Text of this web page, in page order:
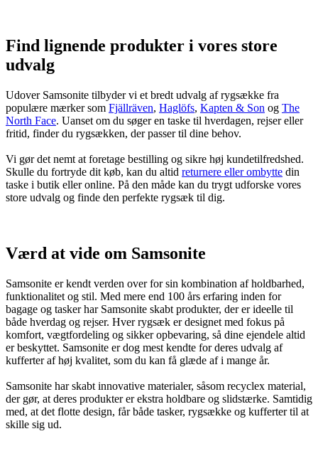
Find lignende produkter i vores store
udvalg
Udover Samsonite tilbyder vi et bredt udvalg af rygsække fra
populære mærker som Fjällräven, Haglöfs, Kapten & Son og The
North Face. Uanset om du søger en taske til hverdagen, rejser eller
fritid, finder du rygsækken, der passer til dine behov.
Vi gør det nemt at foretage bestilling og sikre høj kundetilfredshed.
Skulle du fortryde dit køb, kan du altid returnere eller ombytte din
taske i butik eller online. På den måde kan du trygt udforske vores
store udvalg og finde den perfekte rygsæk til dig.
Værd at vide om Samsonite
Samsonite er kendt verden over for sin kombination af holdbarhed,
funktionalitet og stil. Med mere end 100 års erfaring inden for
bagage og tasker har Samsonite skabt produkter, der er ideelle til
både hverdag og rejser. Hver rygsæk er designet med fokus på
komfort, vægtfordeling og sikker opbevaring, så dine ejendele altid
er beskyttet. Samsonite er dog mest kendte for deres udvalg af
kufferter af høj kvalitet, som du kan få glæde af i mange år.
Samsonite har skabt innovative materialer, såsom recyclex material,
der gør, at deres produkter er ekstra holdbare og slidstærke. Samtidig
med, at det flotte design, får både tasker, rygsække og kufferter til at
skille sig ud.